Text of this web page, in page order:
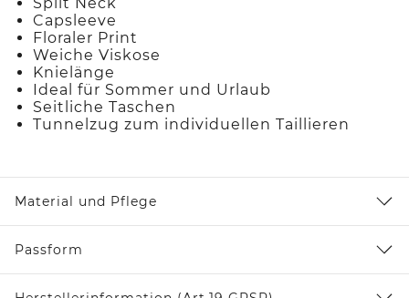
Capsleeve
Floraler Print
Weiche Viskose
Knielänge
Ideal für Sommer und Urlaub
Seitliche Taschen
Tunnelzug zum individuellen Taillieren
Material und Pflege
Passform